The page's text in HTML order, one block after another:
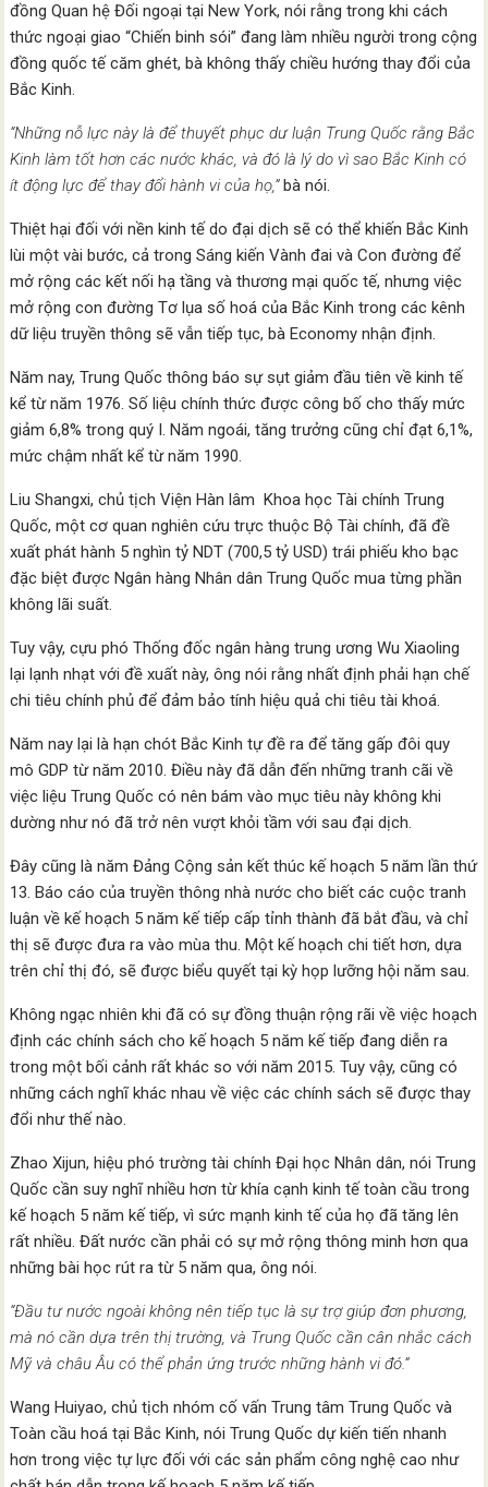
đồng Quan hệ Đối ngoại tại New York, nói rằng trong khi cách
thức ngoại giao “Chiến binh sói” đang làm nhiều người trong cộng
đồng quốc tế căm ghét, bà không thấy chiều hướng thay đổi của
Bắc Kinh.
“Những nỗ lực này là để thuyết phục dư luận Trung Quốc rằng Bắc
Kinh làm tốt hơn các nước khác, và đó là lý do vì sao Bắc Kinh có
ít động lực để thay đổi hành vi của họ,”bà nói.
Thiệt hại đối với nền kinh tế do đại dịch sẽ có thể khiến Bắc Kinh
lùi một vài bước, cả trong Sáng kiến Vành đai và Con đường để
mở rộng các kết nối hạ tầng và thương mại quốc tế, nhưng việc
mở rộng con đường Tơ lụa số hoá của Bắc Kinh trong các kênh
dữ liệu truyền thông sẽ vẫn tiếp tục, bà Economy nhận định.
Năm nay, Trung Quốc thông báo sự sụt giảm đầu tiên về kinh tế
kể từ năm 1976. Số liệu chính thức được công bố cho thấy mức
giảm 6,8% trong quý I. Năm ngoái, tăng trưởng cũng chỉ đạt 6,1%,
mức chậm nhất kể từ năm 1990.
Liu Shangxi, chủ tịch Viện Hàn lâm Khoa học Tài chính Trung
Quốc, một cơ quan nghiên cứu trực thuộc Bộ Tài chính, đã đề
xuất phát hành 5 nghìn tỷ NDT (700,5 tỷ USD) trái phiếu kho bạc
đặc biệt được Ngân hàng Nhân dân Trung Quốc mua từng phần
không lãi suất.
Tuy vậy, cựu phó Thống đốc ngân hàng trung ương Wu Xiaoling
lại lạnh nhạt với đề xuất này, ông nói rằng nhất định phải hạn chế
chi tiêu chính phủ để đảm bảo tính hiệu quả chi tiêu tài khoá.
Năm nay lại là hạn chót Bắc Kinh tự đề ra để tăng gấp đôi quy
mô GDP từ năm 2010. Điều này đã dẫn đến những tranh cãi về
việc liệu Trung Quốc có nên bám vào mục tiêu này không khi
dường như nó đã trở nên vượt khỏi tầm với sau đại dịch.
Đây cũng là năm Đảng Cộng sản kết thúc kế hoạch 5 năm lần thứ
13. Báo cáo của truyền thông nhà nước cho biết các cuộc tranh
luận về kế hoạch 5 năm kế tiếp cấp tỉnh thành đã bắt đầu, và chỉ
thị sẽ được đưa ra vào mùa thu. Một kế hoạch chi tiết hơn, dựa
trên chỉ thị đó, sẽ được biểu quyết tại kỳ họp lưỡng hội năm sau.
Không ngạc nhiên khi đã có sự đồng thuận rộng rãi về việc hoạch
định các chính sách cho kế hoạch 5 năm kế tiếp đang diễn ra
trong một bối cảnh rất khác so với năm 2015. Tuy vậy, cũng có
những cách nghĩ khác nhau về việc các chính sách sẽ được thay
đổi như thế nào.
Zhao Xijun, hiệu phó trường tài chính Đại học Nhân dân, nói Trung
Quốc cần suy nghĩ nhiều hơn từ khía cạnh kinh tế toàn cầu trong
kế hoạch 5 năm kế tiếp, vì sức mạnh kinh tế của họ đã tăng lên
rất nhiều. Đất nước cần phải có sự mở rộng thông minh hơn qua
những bài học rút ra từ 5 năm qua, ông nói.
“Đầu tư nước ngoài không nên tiếp tục là sự trợ giúp đơn phương,
mà nó cần dựa trên thị trường, và Trung Quốc cần cân nhắc cách
Mỹ và châu Âu có thể phản ứng trước những hành vi đó.”
Wang Huiyao, chủ tịch nhóm cố vấn Trung tâm Trung Quốc và
Toàn cầu hoá tại Bắc Kinh, nói Trung Quốc dự kiến tiến nhanh
hơn trong việc tự lực đối với các sản phẩm công nghệ cao như